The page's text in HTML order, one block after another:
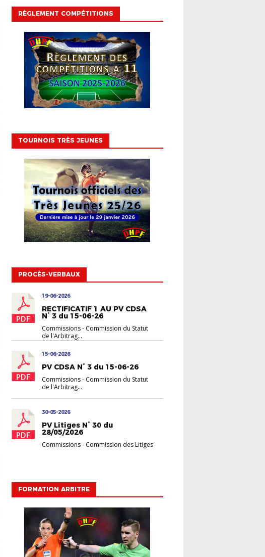
JND 2026 : 259 SOURIRES
FINIR LA SAISON
RÈGLEMENT COMPÉTITIONS
TOURNOIS TRÈS JEUNES
PROCÈS-VERBAUX
19-06-2026
RECTIFICATIF 1 AU PV CDSA
N° 3 du 15-06-26
Commissions- Commission du Statut
de l'Arbitrag...
15-06-2026
PV CDSA N° 3 du 15-06-26
Commissions- Commission du Statut
de l'Arbitrag...
30-05-2026
PV Litiges N° 30 du
28/05/2026
Commissions- Commission des Litiges
FORMATION ARBITRE